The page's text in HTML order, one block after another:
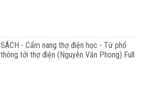
SÁCH - Cẩm nang thợ điện học - Từ phổ
thông tới thợ điện (Nguyễn Văn Phong) Full